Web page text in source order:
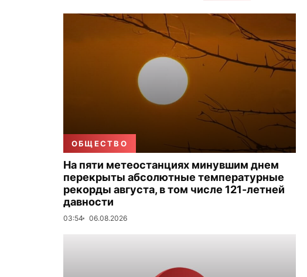
ОБЩЕСТВО
На пяти метеостанциях минувшим днем
перекрыты абсолютные температурные
рекорды августа, в том числе 121-летней
давности
03:54 06.08.2026